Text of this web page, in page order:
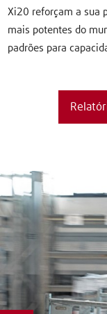
Xi20 reforçam a sua
mais potentes do
padrões para